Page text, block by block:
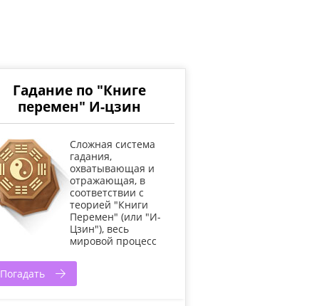
Гадание по "Книге
перемен" И-цзин
Cложная система
гадания,
охватывающая и
отражающая, в
соответствии с
теорией "Книги
Перемен" (или "И-
Цзин"), весь
мировой процесс
Погадать